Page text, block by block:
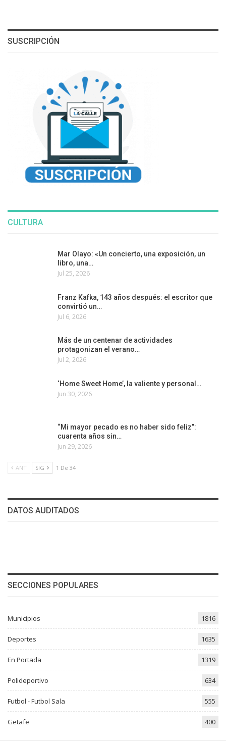
SUSCRIPCIÓN
CULTURA
Mar Olayo: «Un concierto, una exposición, un
libro, una…
Jul 25, 2026
Franz Kafka, 143 años después: el escritor que
convirtió un…
Jul 6, 2026
Más de un centenar de actividades
protagonizan el verano…
Jul 2, 2026
‘Home Sweet Home’, la valiente y personal…
Jun 30, 2026
“Mi mayor pecado es no haber sido feliz”:
cuarenta años sin…
Jun 29, 2026
ANT SIG 1 De 34
DATOS AUDITADOS
SECCIONES POPULARES
Municipios 1816
Deportes 1635
En Portada 1319
Polideportivo 634
Futbol - Futbol Sala 555
Getafe 400